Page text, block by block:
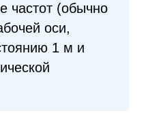
частот (обычно
оси,
1 м и